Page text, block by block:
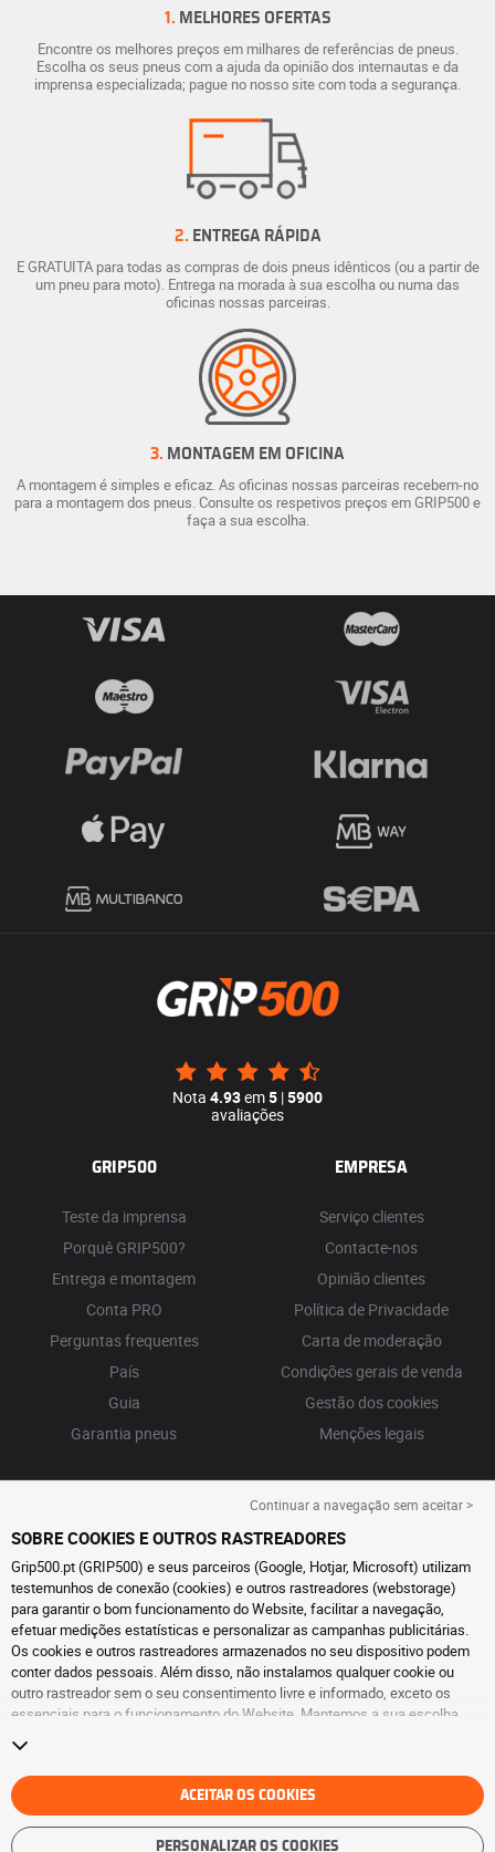
1. MELHORES OFERTAS
Encontre os melhores preços em milhares de referências de pneus.
Escolha os seus pneus com a ajuda da opinião dos internautas e da
imprensa especializada; pague no nosso site com toda a segurança.
2. ENTREGA RÁPIDA
E GRATUITA para todas as compras de dois pneus idênticos (ou a partir de
um pneu para moto). Entrega na morada à sua escolha ou numa das
oficinas nossas parceiras.
3. MONTAGEM EM OFICINA
A montagem é simples e eficaz. As oficinas nossas parceiras recebem-no
para a montagem dos pneus. Consulte os respetivos preços em GRIP500 e
faça a sua escolha.
Nota 4.93em5 |5900
avaliações
GRIP500
Teste da imprensa
Porquê GRIP500?
Entrega e montagem
Conta PRO
Perguntas frequentes
País
Guia
Garantia pneus
EMPRESA
Serviço clientes
Contacte-nos
Opinião clientes
Política de Privacidade
Carta de moderação
Condições gerais de venda
Gestão dos cookies
Menções legais
Continuar a navegação sem aceitar >
SOBRE COOKIES E OUTROS RASTREADORES
Grip500.pt (GRIP500) e seus parceiros (Google, Hotjar, Microsoft) utilizam
testemunhos de conexão (cookies) e outros rastreadores (webstorage)
para garantir o bom funcionamento do Website, facilitar a navegação,
efetuar medições estatísticas e personalizar as campanhas publicitárias.
Os cookies e outros rastreadores armazenados no seu dispositivo podem
conter dados pessoais. Além disso, não instalamos qualquer cookie ou
outro rastreador sem o seu consentimento livre e informado, exceto os
essenciais para o funcionamento do Website. Mantemos a sua escolha
aceder à
a navegar sem aceitar a instalação de cookies ou outros rastreadores. A
recusa não prejudica o acesso aos serviços GRIP500. Para obter mais
informações, consultea página de cookies e outros rastreadores.
ACEITAR OS COOKIES
PERSONALIZAR OS COOKIES